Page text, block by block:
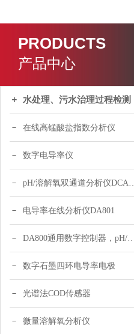
PRODUCTS
产品中心
水处理、污水治理过程检测
在线高锰酸盐指数分析仪
数字电导率仪
pH/溶解氧双通道分析仪DCA120
电导率在线分析仪DA801
DA800通用数字控制器，pH/DO/ORP多参数
数字石墨四环电导率电极
光谱法COD传感器
微量溶解氧分析仪